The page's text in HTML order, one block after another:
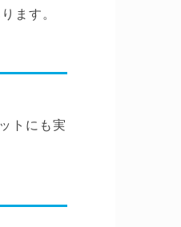
ます。
トにも実